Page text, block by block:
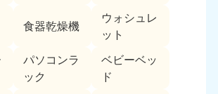
食器乾燥機
ウォシュレ
ット
パソコンラ
ック
ベビーベッ
ド